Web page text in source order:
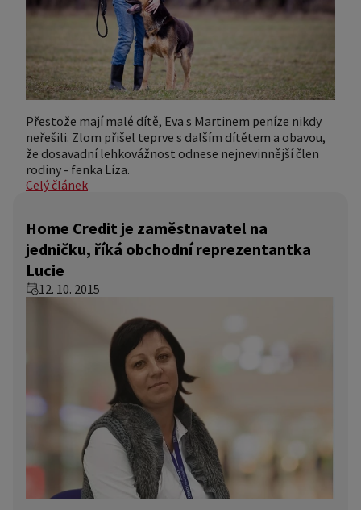
Přestože mají malé dítě, Eva s Martinem peníze nikdy
neřešili. Zlom přišel teprve s dalším dítětem a obavou,
že dosavadní lehkovážnost odnese nejnevinnější člen
rodiny - fenka Líza.
Celý článek
Home Credit je zaměstnavatel na
jedničku, říká obchodní reprezentantka
Lucie
12. 10. 2015